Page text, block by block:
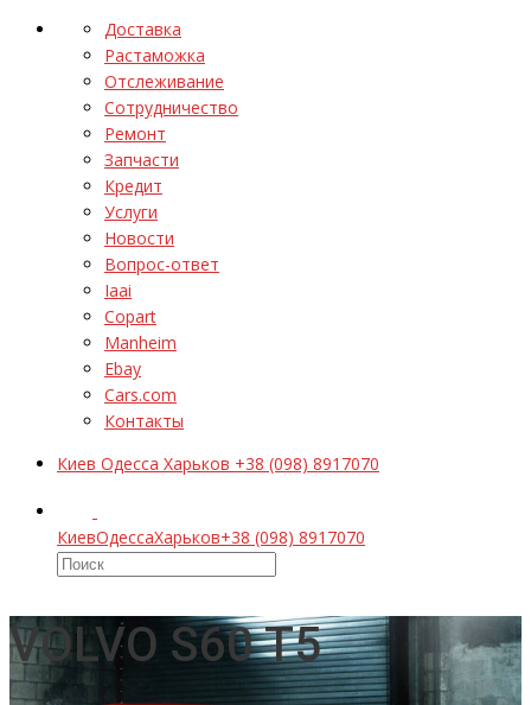
Доставка
Растаможка
Отслеживание
Сотрудничество
Ремонт
Запчасти
Кредит
Услуги
Новости
Вопрос-ответ
Iaai
Copart
Manheim
Ebay
Cars.com
Контакты
Киев Одесса Харьков +38 (098) 8917070
КиевОдессаХарьков+38 (098) 8917070
VOLVO S60 T5